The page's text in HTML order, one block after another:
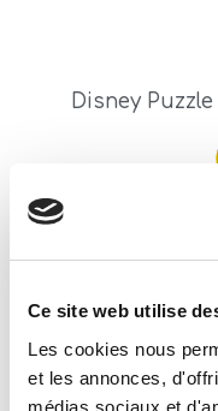
Ce site web utilise
Les cookies nous
et les annonces,
médias sociaux et
Disney